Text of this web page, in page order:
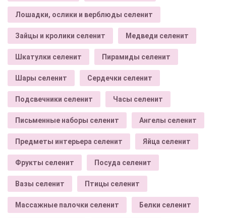
Лошадки, ослики и верблюды селенит
Зайцы и кролики селенит Медведи селенит
Шкатулки селенит Пирамиды селенит
Шары селенит Сердечки селенит
Подсвечники селенит Часы селенит
Письменные наборы селенит Ангелы селенит
Предметы интерьера селенит Яйца селенит
Фрукты селенит Посуда селенит
Вазы селенит Птицы селенит
Массажные палочки селенит Белки селенит